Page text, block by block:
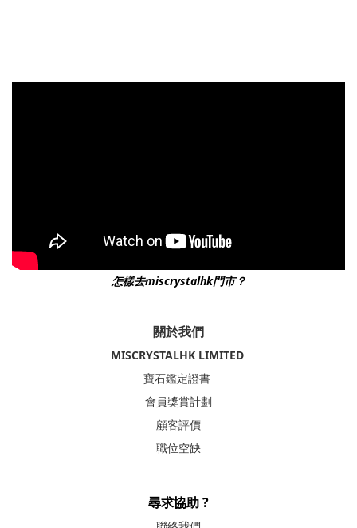
怎樣去miscrystalhk門市？
關於我們
MISCRYSTALHK LIMITED
寶石鑑定證書
會員獎賞計劃
顧客評價
職位空缺
尋求協助 ?